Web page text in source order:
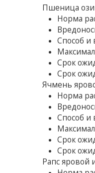
Пшеница
Норма
Способ и
Срок
Срок
Ячмень
Норма
Способ и
Срок
Срок
Рапс яровой